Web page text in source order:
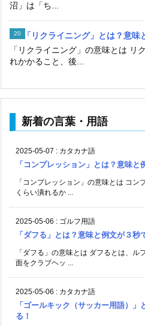
沼」は「ち...
「リクライニング」とは？意味
「リクライニング」の意味とは リ
れかかること、後...
新着の言葉・用語
2025-05-07 : カタカナ語
「コンプレッション」とは？意味と
「コンプレッション」の意味とは コ
くらい潰れるか ...
2025-05-06 : ゴルフ用語
「ダフる」とは？意味と例文が３秒
「ダフる」の意味とは ダフるとは、
面をクラブヘッ ...
2025-05-06 : カタカナ語
「ゴールキック（サッカー用語）
る！